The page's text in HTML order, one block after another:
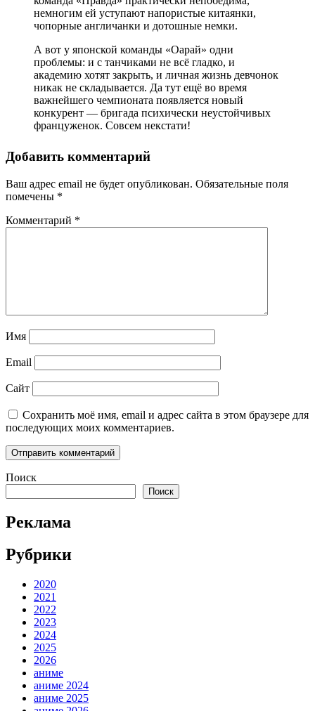
немногим ей уступают напористые китаянки,
чопорные англичанки и дотошные немки.
А вот у японской команды «Оарай» одни
проблемы: и с танчиками не всё гладко, и
академию хотят закрыть, и личная жизнь девчонок
никак не складывается. Да тут ещё во время
важнейшего чемпионата появляется новый
конкурент — бригада психически неустойчивых
француженок. Совсем некстати!
Добавить комментарий
Ваш адрес email не будет опубликован. Обязательные поля
помечены *
Комментарий *
Имя
Email
Сайт
Сохранить моё имя, email и адрес сайта в этом браузере для
последующих моих комментариев.
Поиск
Поиск
Реклама
Рубрики
2020
2021
2022
2023
2024
2025
2026
аниме
аниме 2024
аниме 2025